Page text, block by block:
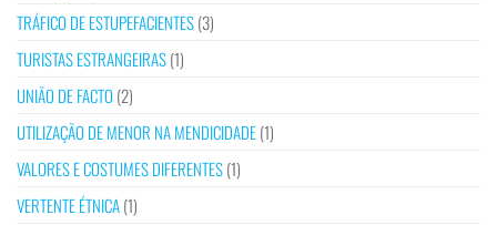
TRÁFICO DE ESTUPEFACIENTES(3)
TURISTAS ESTRANGEIRAS(1)
UNIÃO DE FACTO (2)
UTILIZAÇÃO DE MENOR NA MENDICIDADE(1)
VALORES E COSTUMES DIFERENTES(1)
VERTENTE ÉTNICA(1)